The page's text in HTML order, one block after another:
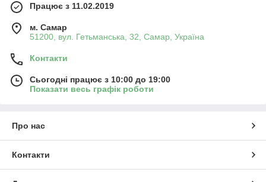
Працює з 11.02.2019
м. Самар
51200, вул. Гетьманська, 32, Самар, Україна
Контакти
Сьогодні працює з 10:00 до 19:00
Показати весь графік роботи
Про нас
Контакти